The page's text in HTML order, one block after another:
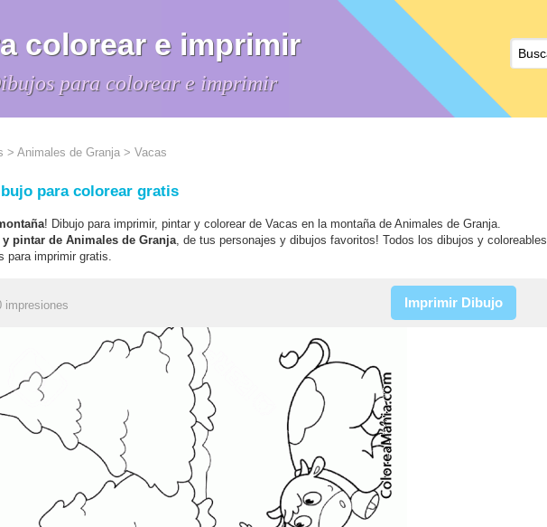
colorear e imprimir
para colorear e imprimir
> Animales de Granja > Vacas
para colorear gratis
! Dibujo para imprimir, pintar y colorear de Vacas en la montaña de Animales de Granja.
pintar de Animales de Granja, de tus personajes y dibujos favoritos! Todos los dibujos y coloreables
para imprimir gratis.
impresiones Imprimir Dibujo